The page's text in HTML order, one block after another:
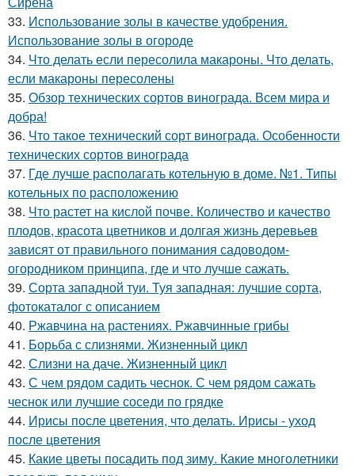
33. Использование золы в качестве удобрения.
Использование золы в огороде
34. Что делать если пересолила макароны. Что делать,
если макароны пересолены
35. Обзор технических сортов винограда. Всем мира и
добра!
36. Что такое технический сорт винограда. Особенности
технических сортов винограда
37. Где лучше располагать котельную в доме. №1. Типы
котельных по расположению
38. Что растет на кислой почве. Количество и качество
плодов, красота цветников и долгая жизнь деревьев
зависят от правильного понимания садоводом-
огородником принципа, где и что лучше сажать.
39. Сорта западной туи. Туя западная: лучшие сорта,
фотокаталог с описанием
40. Ржавчина на растениях. Ржавчинные грибы
41. Борьба с слизнями. Жизненный цикл
42. Слизни на даче. Жизненный цикл
43. С чем рядом садить чеснок. С чем рядом сажать
чеснок или лучшие соседи по грядке
44. Ирисы после цветения, что делать. Ирисы - уход
после цветения
45. Какие цветы посадить под зиму. Какие многолетники